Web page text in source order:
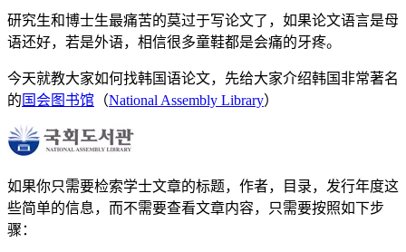
研究生和博士生最痛苦的莫过于写论文了，如果论文语言是母
语还好，若是外语，相信很多童鞋都是会痛的牙疼。
今天就教大家如何找韩国语论文，先给大家介绍韩国非常著名
的 国会图书馆 （National Assembly Library）
如果你只需要检索学士文章的标题，作者，目录，发行年度这
些简单的信息，而不需要查看文章内容，只需要按照如下步
骤：